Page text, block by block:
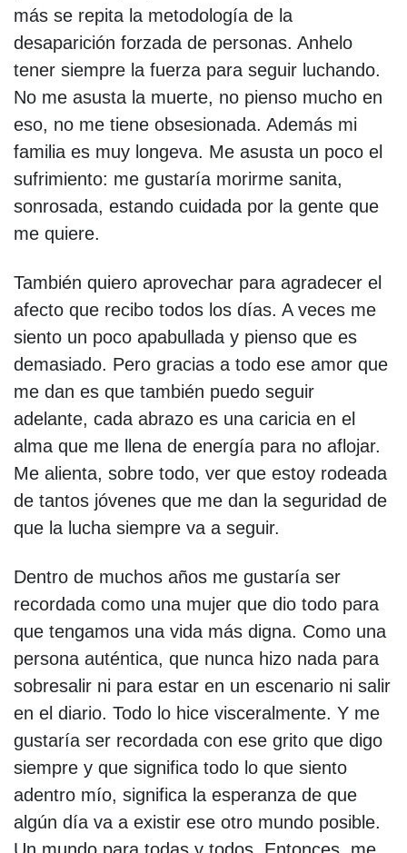
más se repita la metodología de la
desaparición forzada de personas. Anhelo
tener siempre la fuerza para seguir luchando.
No me asusta la muerte, no pienso mucho en
eso, no me tiene obsesionada. Además mi
familia es muy longeva. Me asusta un poco el
sufrimiento: me gustaría morirme sanita,
sonrosada, estando cuidada por la gente que
me quiere.
También quiero aprovechar para agradecer el
afecto que recibo todos los días. A veces me
siento un poco apabullada y pienso que es
demasiado. Pero gracias a todo ese amor que
me dan es que también puedo seguir
adelante, cada abrazo es una caricia en el
alma que me llena de energía para no aflojar.
Me alienta, sobre todo, ver que estoy rodeada
de tantos jóvenes que me dan la seguridad de
que la lucha siempre va a seguir.
Dentro de muchos años me gustaría ser
recordada como una mujer que dio todo para
que tengamos una vida más digna. Como una
persona auténtica, que nunca hizo nada para
sobresalir ni para estar en un escenario ni salir
en el diario. Todo lo hice visceralmente. Y me
gustaría ser recordada con ese grito que digo
siempre y que significa todo lo que siento
adentro mío, significa la esperanza de que
algún día va a existir ese otro mundo posible.